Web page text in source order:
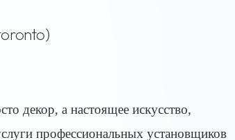
декор, а настоящее искусство,
профессиональных установщиков